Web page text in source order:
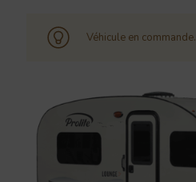
Véhicule en commande.